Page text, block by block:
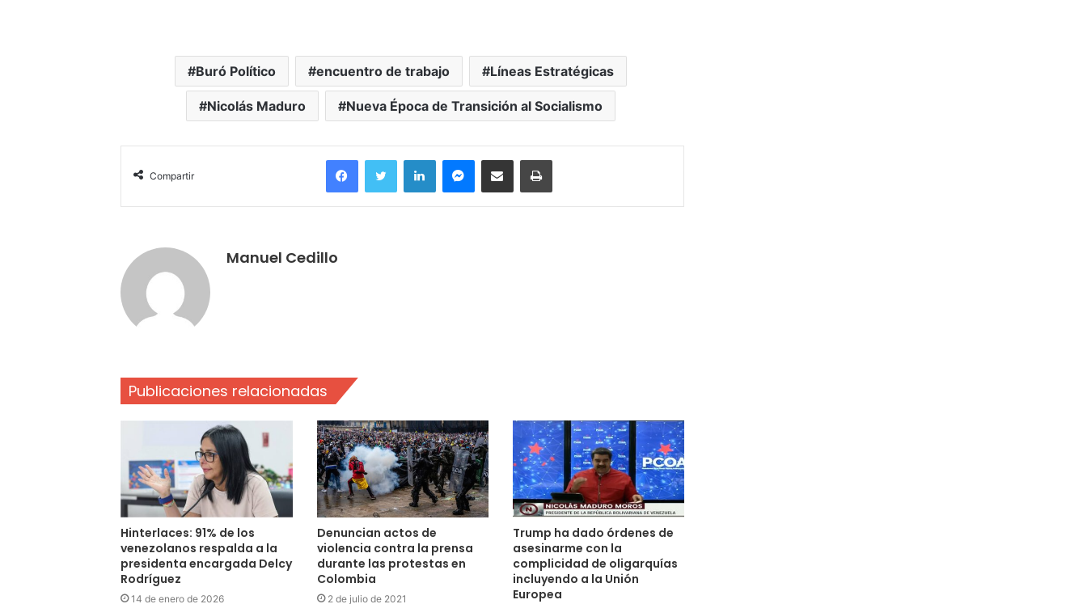
Buró Político encuentro de trabajo Líneas Estratégicas
Nicolás Maduro Nueva Época de Transición al Socialismo
Compartir
FacebookTwitter LinkedInMessengerCompartir por correo electrónicoImprimir
Manuel Cedillo
Publicaciones relacionadas
Hinterlaces: 91% de los
venezolanos respalda a la
presidenta encargada Delcy
Rodríguez
14 de enero de 2026
Denuncian actos de
violencia contra la prensa
durante las protestas en
Colombia
2 de julio de 2021
Trump ha dado órdenes de
asesinarme con la
complicidad de oligarquías
incluyendo a la Unión
Europea